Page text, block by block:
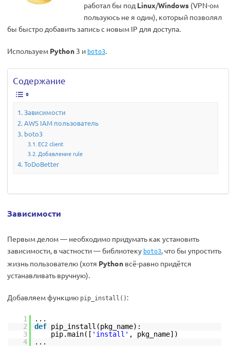
работал бы под Linux/Windows (VPN-ом
пользуюсь не я один), который позволял
бы быстро добавить запись с новым IP для доступа.
Используем Python 3 и boto3.
Содержание
Зависимости
AWS IAM пользователь
boto3
EC2 client
Добавление rule
ToDoBetter
Зависимости
Первым делом — необходимо придумать как установить
зависимости, в частности — библиотеку boto3, что бы упростить
жизнь пользователю (хотя Python всё-равно придётся
устанавливать вручную).
Добавляем функцию pip_install() :
1
...
2
def pip_install(pkg_name):
3
pip.main([ 'install' , pkg_name])
4
...